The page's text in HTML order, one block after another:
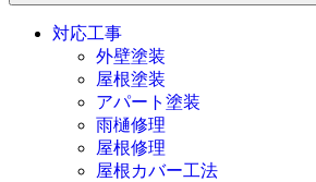
対応工事
外壁塗装
屋根塗装
アパート塗装
雨樋修理
屋根修理
屋根カバー工法